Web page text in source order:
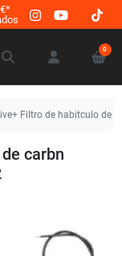
0
Filtro de habitculo de
carbn